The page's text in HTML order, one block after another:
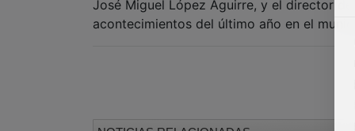
José Miguel López Aguirre, y el director
acontecimientos del último año en el